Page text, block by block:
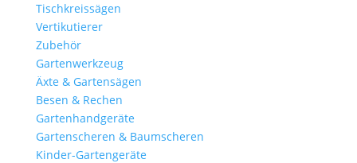
Tischkreissägen
Vertikutierer
Zubehör
Gartenwerkzeug
Äxte & Gartensägen
Besen & Rechen
Gartenhandgeräte
Gartenscheren & Baumscheren
Kinder-Gartengeräte